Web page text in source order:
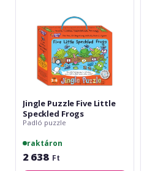
Jingle Puzzle Five Little
Speckled Frogs
Padló puzzle
raktáron
2 638 Ft